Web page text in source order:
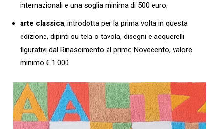
internazionali e una soglia minima di 500 euro;
arte classica, introdotta per la prima volta in questa
edizione, dipinti su tela o tavola, disegni e acquerelli
figurativi dal Rinascimento al primo Novecento, valore
minimo € 1.000